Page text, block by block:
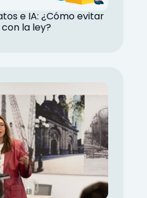
e IA: ¿Cómo evitar
la ley?